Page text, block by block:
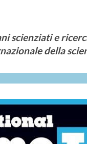
scienziati e
della